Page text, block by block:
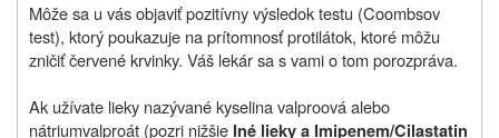
Môže sa u vás objaviť pozitívny výsledok testu (Coombsov
test), ktorý poukazuje na prítomnosť protilátok, ktoré môžu
zničiť červené krvinky. Váš lekár sa s vami o tom porozpráva.
Ak užívate lieky nazývané kyselina valproová alebo
nátriumvalproát (pozri nižšie Iné lieky a Imipenem/Cilastatin